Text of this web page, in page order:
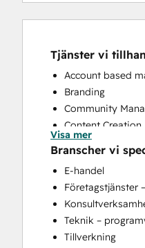
Tjänster vi
Account based
Branding
Community
Content Creation
Conversational
CRM
CRM Migration
Custom API
Customer
Customer
Customer
Visa mer
Branscher vi
E-handel
Företagstjänster
Teknik –
Tillverkning